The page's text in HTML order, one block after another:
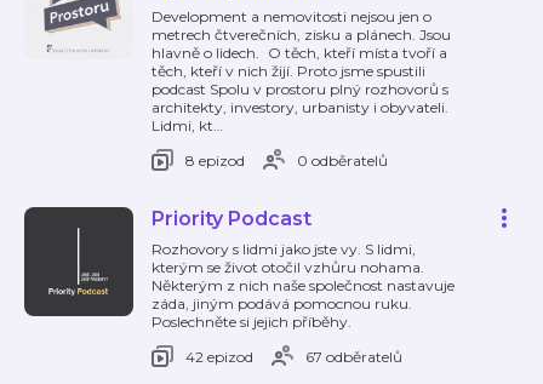
Development a nemovitosti nejsou jen o
metrech čtverečních, zisku a plánech. Jsou
hlavně o lidech. O těch, kteří místa tvoří a
těch, kteří v nich žijí. Proto jsme spustili
podcast Spolu v prostoru plný rozhovorů s
architekty, investory, urbanisty i obyvateli.
Lidmi, kt…
8 epizod
0 odběratelů
Priority Podcast
Rozhovory s lidmi jako jste vy. S lidmi,
kterým se život otočil vzhůru nohama.
Některým z nich naše společnost nastavuje
záda, jiným podává pomocnou ruku.
Poslechněte si jejich příběhy.
42 epizod
67 odběratelů